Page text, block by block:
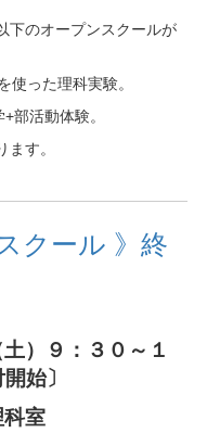
下のオープンスクールが
使った理科実験。
部活動体験。
す。
クール 》終
）９：３０～１
始〕
室